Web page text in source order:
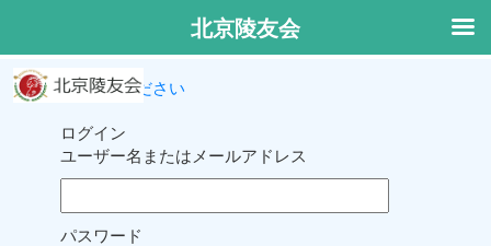
ログインしてください
ログイン
ユーザー名またはメールアドレス
パスワード
北京陵友会